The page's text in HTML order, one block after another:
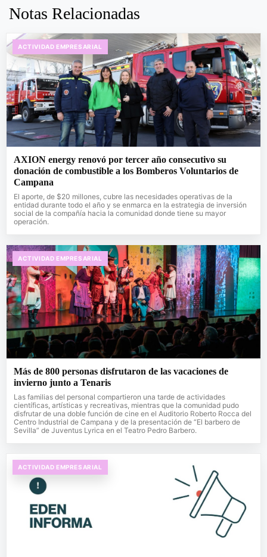
Notas Relacionadas
ACTIVIDAD EMPRESARIAL
AXION energy renovó por tercer año consecutivo su
donación de combustible a los Bomberos Voluntarios de
Campana
El aporte, de $20 millones, cubre las necesidades operativas de la
entidad durante todo el año y se enmarca en la estrategia de inversión
social de la compañía hacia la comunidad donde tiene su mayor
operación.
ACTIVIDAD EMPRESARIAL
Más de 800 personas disfrutaron de las vacaciones de
invierno junto a Tenaris
Las familias del personal compartieron una tarde de actividades
científicas, artísticas y recreativas, mientras que la comunidad pudo
disfrutar de una doble función de cine en el Auditorio Roberto Rocca del
Centro Industrial de Campana y de la presentación de “El barbero de
Sevilla” de Juventus Lyrica en el Teatro Pedro Barbero.
ACTIVIDAD EMPRESARIAL